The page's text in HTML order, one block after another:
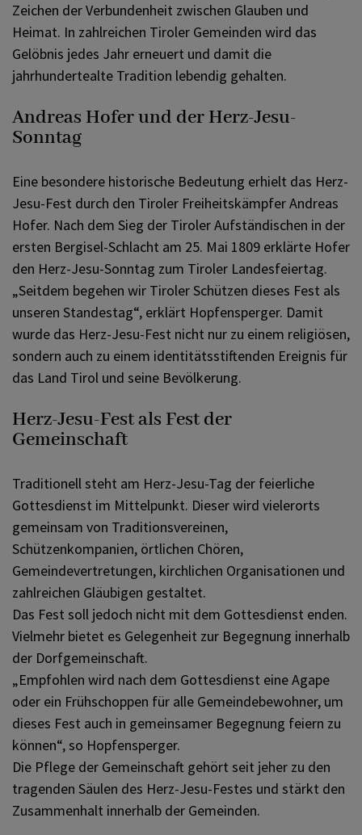
Zeichen der Verbundenheit zwischen Glauben und
Heimat. In zahlreichen Tiroler Gemeinden wird das
Gelöbnis jedes Jahr erneuert und damit die
jahrhundertealte Tradition lebendig gehalten.
Andreas Hofer und der Herz-Jesu-
Sonntag
Eine besondere historische Bedeutung erhielt das Herz-
Jesu-Fest durch den Tiroler Freiheitskämpfer Andreas
Hofer. Nach dem Sieg der Tiroler Aufständischen in der
ersten Bergisel-Schlacht am 25. Mai 1809 erklärte Hofer
den Herz-Jesu-Sonntag zum Tiroler Landesfeiertag.
„Seitdem begehen wir Tiroler Schützen dieses Fest als
unseren Standestag“, erklärt Hopfensperger. Damit
wurde das Herz-Jesu-Fest nicht nur zu einem religiösen,
sondern auch zu einem identitätsstiftenden Ereignis für
das Land Tirol und seine Bevölkerung.
Herz-Jesu-Fest als Fest der
Gemeinschaft
Traditionell steht am Herz-Jesu-Tag der feierliche
Gottesdienst im Mittelpunkt. Dieser wird vielerorts
gemeinsam von Traditionsvereinen,
Schützenkompanien, örtlichen Chören,
Gemeindevertretungen, kirchlichen Organisationen und
zahlreichen Gläubigen gestaltet.
Das Fest soll jedoch nicht mit dem Gottesdienst enden.
Vielmehr bietet es Gelegenheit zur Begegnung innerhalb
der Dorfgemeinschaft.
„Empfohlen wird nach dem Gottesdienst eine Agape
oder ein Frühschoppen für alle Gemeindebewohner, um
dieses Fest auch in gemeinsamer Begegnung feiern zu
können“, so Hopfensperger.
Die Pflege der Gemeinschaft gehört seit jeher zu den
tragenden Säulen des Herz-Jesu-Festes und stärkt den
Zusammenhalt innerhalb der Gemeinden.